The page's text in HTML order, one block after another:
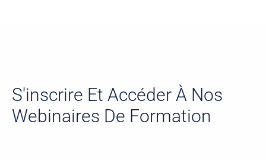
S'inscrire Et Accéder À Nos
Webinaires De Formation